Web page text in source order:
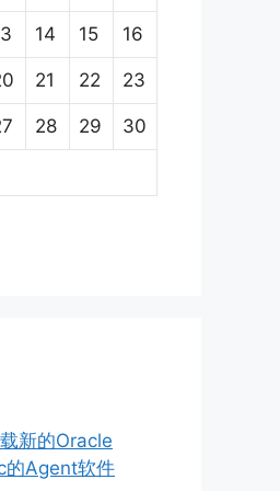
14 15 16
21 22 23
28 29 30
新的Oracle
的Agent软件